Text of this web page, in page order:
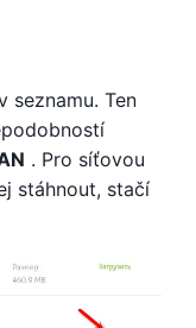
seznamu. Ten
. Pro síťovou
stáhnout, stačí